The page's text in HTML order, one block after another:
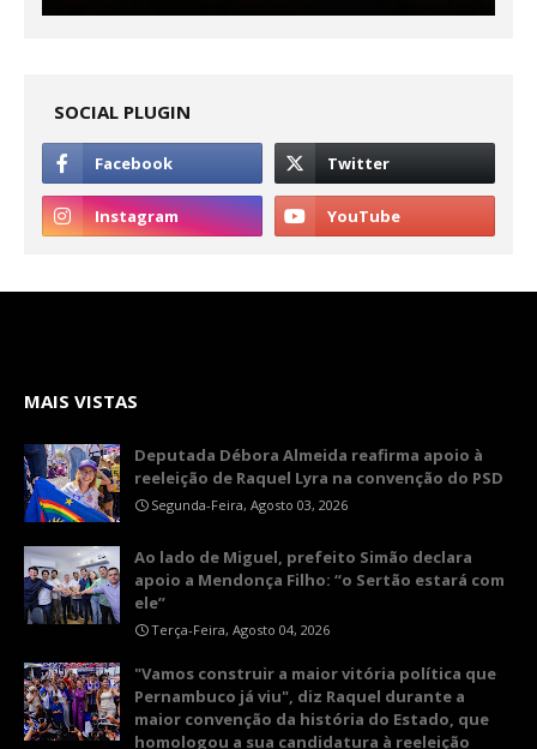
SOCIAL PLUGIN
MAIS VISTAS
Deputada Débora Almeida reafirma apoio à
reeleição de Raquel Lyra na convenção do PSD
Segunda-Feira, Agosto 03, 2026
Ao lado de Miguel, prefeito Simão declara
apoio a Mendonça Filho: “o Sertão estará com
ele”
Terça-Feira, Agosto 04, 2026
"Vamos construir a maior vitória política que
Pernambuco já viu", diz Raquel durante a
maior convenção da história do Estado, que
homologou a sua candidatura à reeleição